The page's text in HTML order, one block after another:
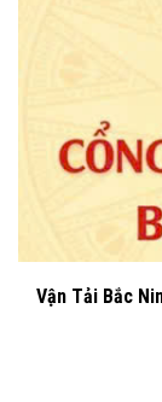
Vận Tải Bắc